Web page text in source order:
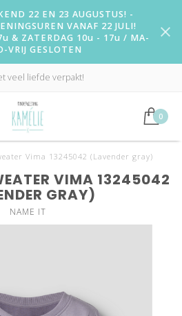
22 EN 23 AUGUSTUS! -
VANAF 22 JULI!
& ZATERDAG 10u - 17u / MA-
VRIJ GESLOTEN
veel liefde verpakt!
0
Vima 13245042 (Lavender gray)
VIMA 13245042
GRAY)
NAME IT